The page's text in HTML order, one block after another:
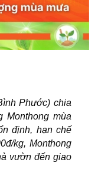
Phước) chia
Monthong mùa
định, hạn chế
kg, Monthong
vườn đến giao